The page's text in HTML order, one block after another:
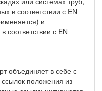
в соответствии с EN
и
соответствии с EN
объединяет в себе с
положения из